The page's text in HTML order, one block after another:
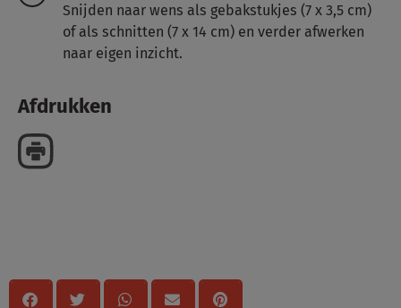
Snijden naar wens als gebakstukjes (7 x 3,5 cm)
of als schnitten (7 x 14 cm) en verder afwerken
naar eigen inzicht.
Afdrukken